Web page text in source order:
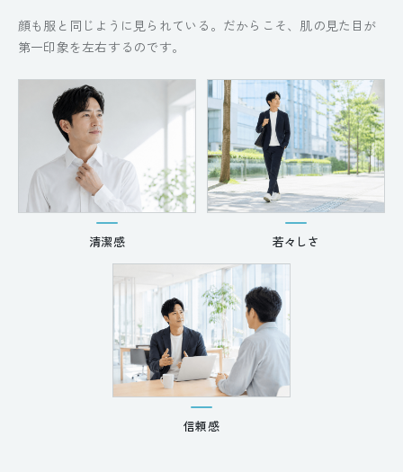
顔も服と同じように見られている。だからこそ、肌の見た目が
第一印象を左右するのです。
清潔感 若々しさ
信頼感